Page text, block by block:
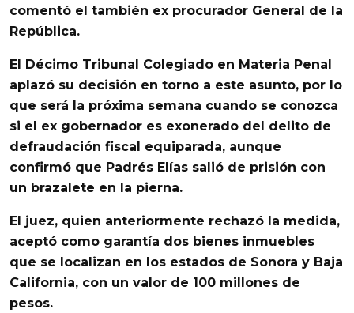
comentó el también ex procurador General de la
República.
El Décimo Tribunal Colegiado en Materia Penal
aplazó su decisión en torno a este asunto, por lo
que será la próxima semana cuando se conozca
si el ex gobernador es exonerado del delito de
defraudación fiscal equiparada, aunque
confirmó que Padrés Elías salió de prisión con
un brazalete en la pierna.
El juez, quien anteriormente rechazó la medida,
aceptó como garantía dos bienes inmuebles
que se localizan en los estados de Sonora y Baja
California, con un valor de 100 millones de
pesos.